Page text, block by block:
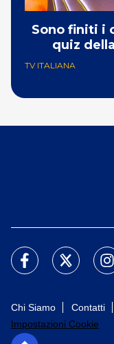
Sono finiti i
quiz
TV ITALIANA
Chi Siamo Contatti
Impostazioni Cookie